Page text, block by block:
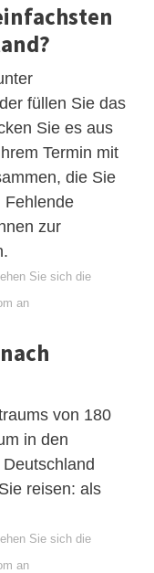
füllen Sie das
Sie es aus
Termin mit
die Sie
Fehlende
zur
Sie sich die
an
von 180
in den
reisen: als
Sie sich die
an